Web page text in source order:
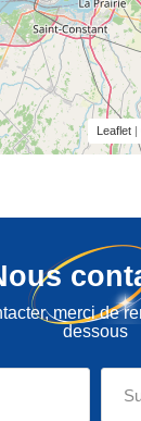
Leaflet |
merci de
dessous